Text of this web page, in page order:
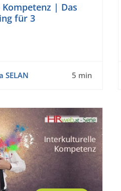
| Das
für 3
SELAN 5 min